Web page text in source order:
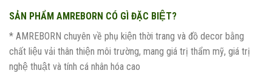
SẢN PHẨM AMREBORN CÓ GÌ ĐẶC BIỆT?
* AMREBORN chuyên về phụ kiện thời trang và đồ decor bằng
chất liệu vải thân thiện môi trường, mang giá trị thẩm mỹ, giá trị
nghệ thuật và tính cá nhân hóa cao